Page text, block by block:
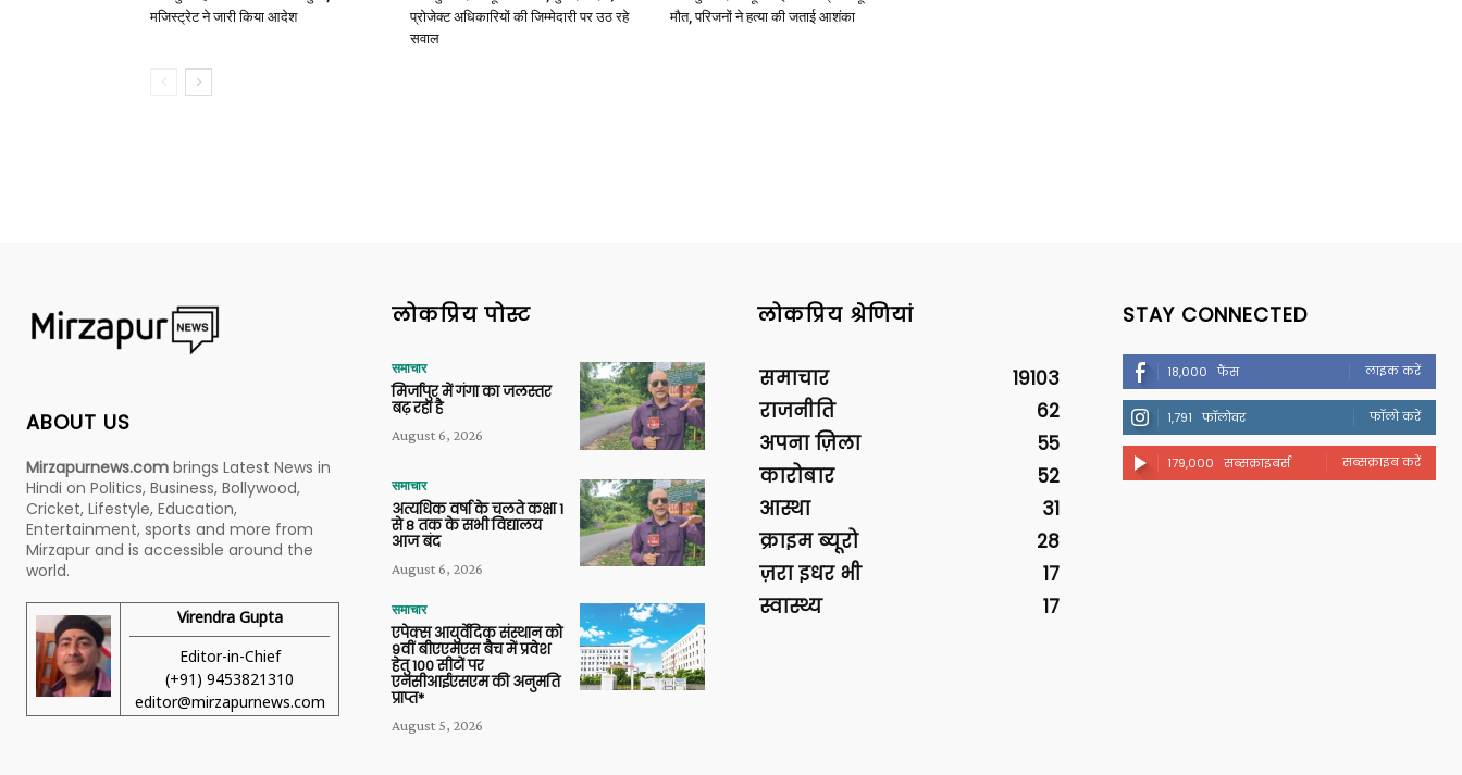
मजिस्ट्रेट ने जारी किया आदेश
प्रोजेक्ट अधिकारियों की जिम्मेदारी पर उठ रहे
सवाल
मौत, परिजनों ने हत्या की जताई आशंका
ABOUT US
Mirzapurnews.com brings Latest News in
Hindi on Politics, Business, Bollywood,
Cricket, Lifestyle, Education,
Entertainment, sports and more from
Mirzapur and is accessible around the
world.
Virendra Gupta
Editor-in-Chief
(+91) 9453821310
editor@mirzapurnews.com
लोकप्रिय पोस्ट
समाचार
मिर्जापुर में गंगा का जलस्तर
बढ़ रहा है
August 6, 2026
समाचार
अत्यधिक वर्षा के चलते कक्षा 1
से 8 तक के सभी विद्यालय
आज बंद
August 6, 2026
समाचार
एपेक्स आयुर्वेदिक संस्थान को
9वीं बीएएमएस बैच में प्रवेश
हेतु 100 सीटों पर
एनसीआईएसएम की अनुमति
प्राप्त*
August 5, 2026
लोकप्रिय श्रेणियां
समाचार
19103
राजनीति
62
अपना ज़िला
55
कारोबार
52
आस्था
31
क्राइम ब्यूरो
28
ज़रा इधर भी
17
स्वास्थ्य
17
STAY CONNECTED
18,000 फैंस लाइक करें
1,791 फॉलोवर फॉलो करें
179,000 सब्सक्राइबर्स सब्सक्राइब करें